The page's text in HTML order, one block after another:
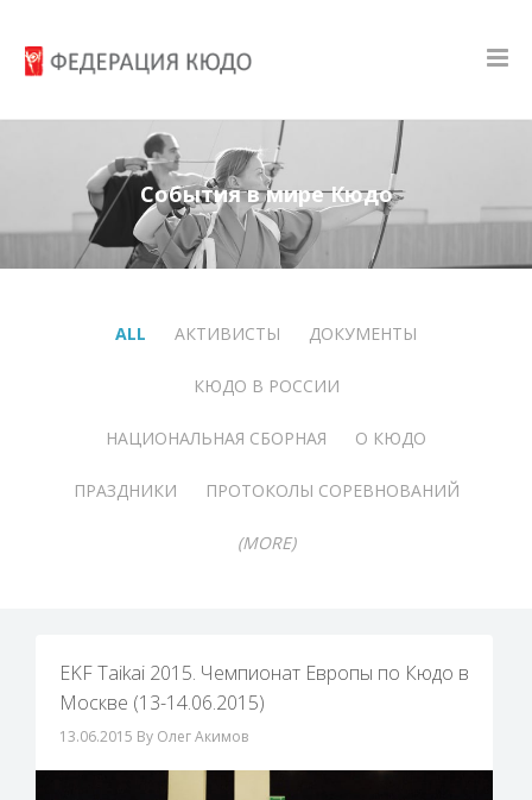
События в мире Кюдо
ALL АКТИВИСТЫ ДОКУМЕНТЫ
КЮДО В РОССИИ
НАЦИОНАЛЬНАЯ СБОРНАЯ О КЮДО
ПРАЗДНИКИ ПРОТОКОЛЫ СОРЕВНОВАНИЙ
(MORE)
EKF Taikai 2015. Чемпионат Европы по Кюдо в
Москве (13-14.06.2015)
13.06.2015 By Олег Акимов